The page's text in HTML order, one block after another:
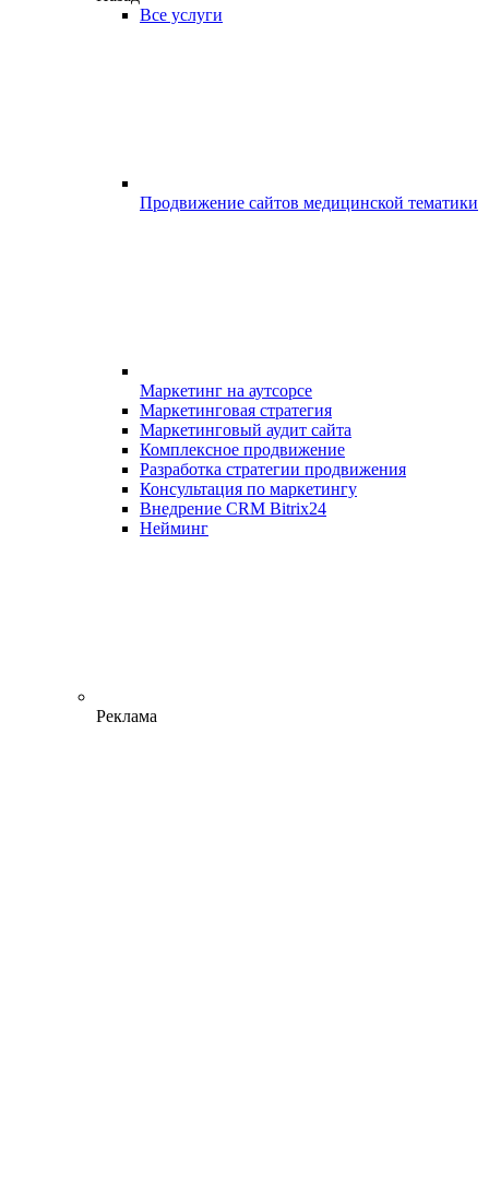
Все услуги
Продвижение сайтов медицинской тематики
Маркетинг на аутсорсе
Маркетинговая стратегия
Маркетинговый аудит сайта
Комплексное продвижение
Разработка стратегии продвижения
Консультация по маркетингу
Внедрение CRM Bitrix24
Нейминг
Реклама